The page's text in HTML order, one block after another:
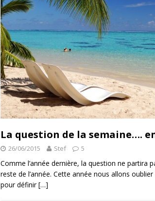
La question de la semaine….
26/06/2015 Stef 5
Comme l’année dernière, la question ne partira
reste de l’année. Cette année nous allons
pour définir[…]